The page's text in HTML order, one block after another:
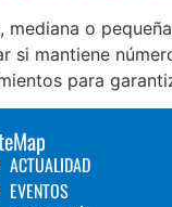
mediana o
si mantiene
para
ACTUALIDAD
EVENTOS